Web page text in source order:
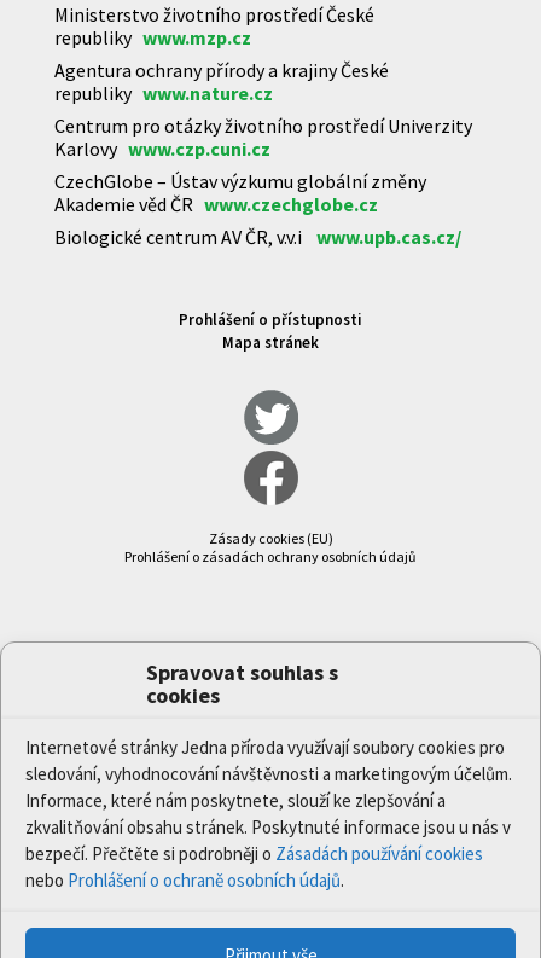
Spravovat souhlas s
cookies
Internetové stránky Jedna příroda využívají soubory cookies pro
sledování, vyhodnocování návštěvnosti a marketingovým účelům.
Informace, které nám poskytnete, slouží ke zlepšování a
zkvalitňování obsahu stránek. Poskytnuté informace jsou u nás v
bezpečí. Přečtěte si podrobněji o Zásadách používání cookies
nebo Prohlášení o ochraně osobních údajů.
Ministerstvo životního prostředí České
republiky www.mzp.cz
Agentura ochrany přírody a krajiny České
republiky www.nature.cz
Centrum pro otázky životního prostředí Univerzity
Karlovy www.czp.cuni.cz
CzechGlobe – Ústav výzkumu globální změny
Akademie věd ČR www.czechglobe.cz
Biologické centrum AV ČR, v.v.i www.upb.cas.cz/
Prohlášení o přístupnosti
Mapa stránek
Zásady cookies (EU)
Prohlášení o zásadách ochrany osobních údajů